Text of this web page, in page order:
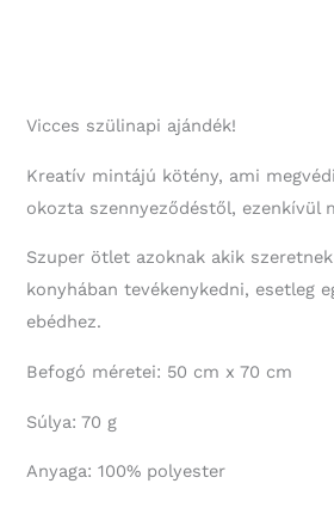
Vicces szülinapi ajándék!
Kreatív mintájú kötény, ami
okozta szennyeződéstől, ezenkívül
Szuper ötlet azoknak akik
konyhában tevékenykedni, esetleg
ebédhez.
Befogó méretei: 50 cm x 70 cm
Súlya: 70 g
Anyaga: 100% polyester